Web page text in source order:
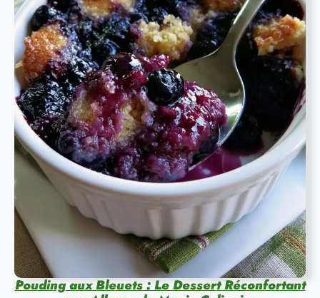
Pouding aux Bleuets : Le Dessert Réconfortant